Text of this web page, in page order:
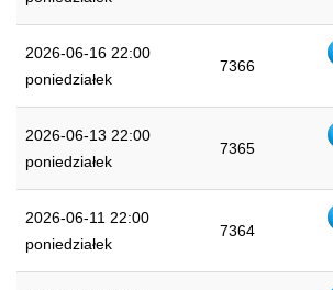
2026-06-16 22:00
poniedziałek
7366
2026-06-13 22:00
poniedziałek
7365
2026-06-11 22:00
poniedziałek
7364